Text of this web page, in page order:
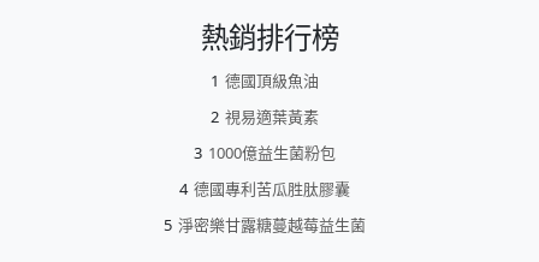
熱銷排行榜
德國頂級魚油
視易適葉黃素
1000億益生菌粉包
德國專利苦瓜胜肽膠囊
淨密樂甘露糖蔓越莓益生菌